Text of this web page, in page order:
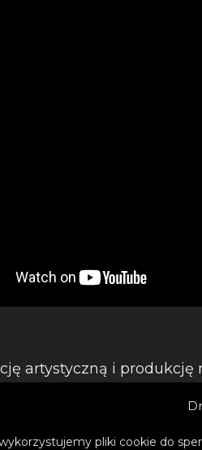
pliki cookie do
artystyczną i
statuetką Fryderyka.
różnych rolach: od